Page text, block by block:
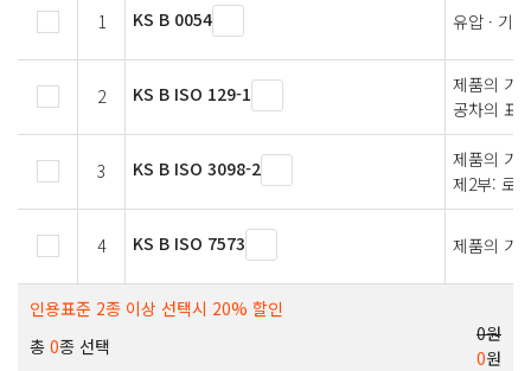
1 KS B 0054 유압 · 기
2 KS B ISO 129-1
제품의 기
공차의 표
3 KS B ISO 3098-2
제품의 기
제2부: 로
4 KS B ISO 7573 제품의 기
인용표준 2종 이상 선택시 20% 할인
총 0종 선택
0원
0원